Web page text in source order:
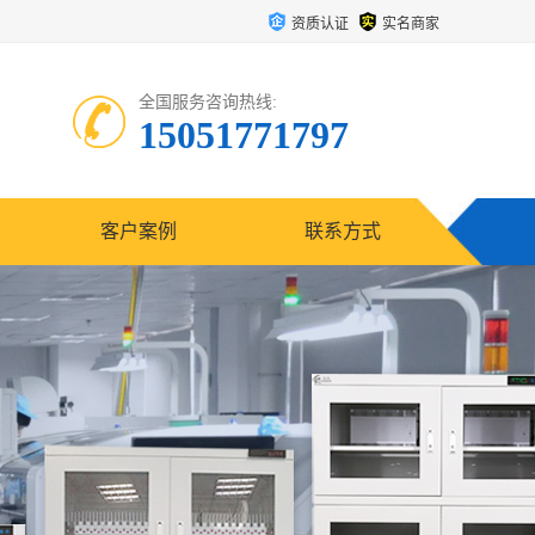
资质认证 实名商家
全国服务咨询热线:
15051771797
客户案例 联系方式